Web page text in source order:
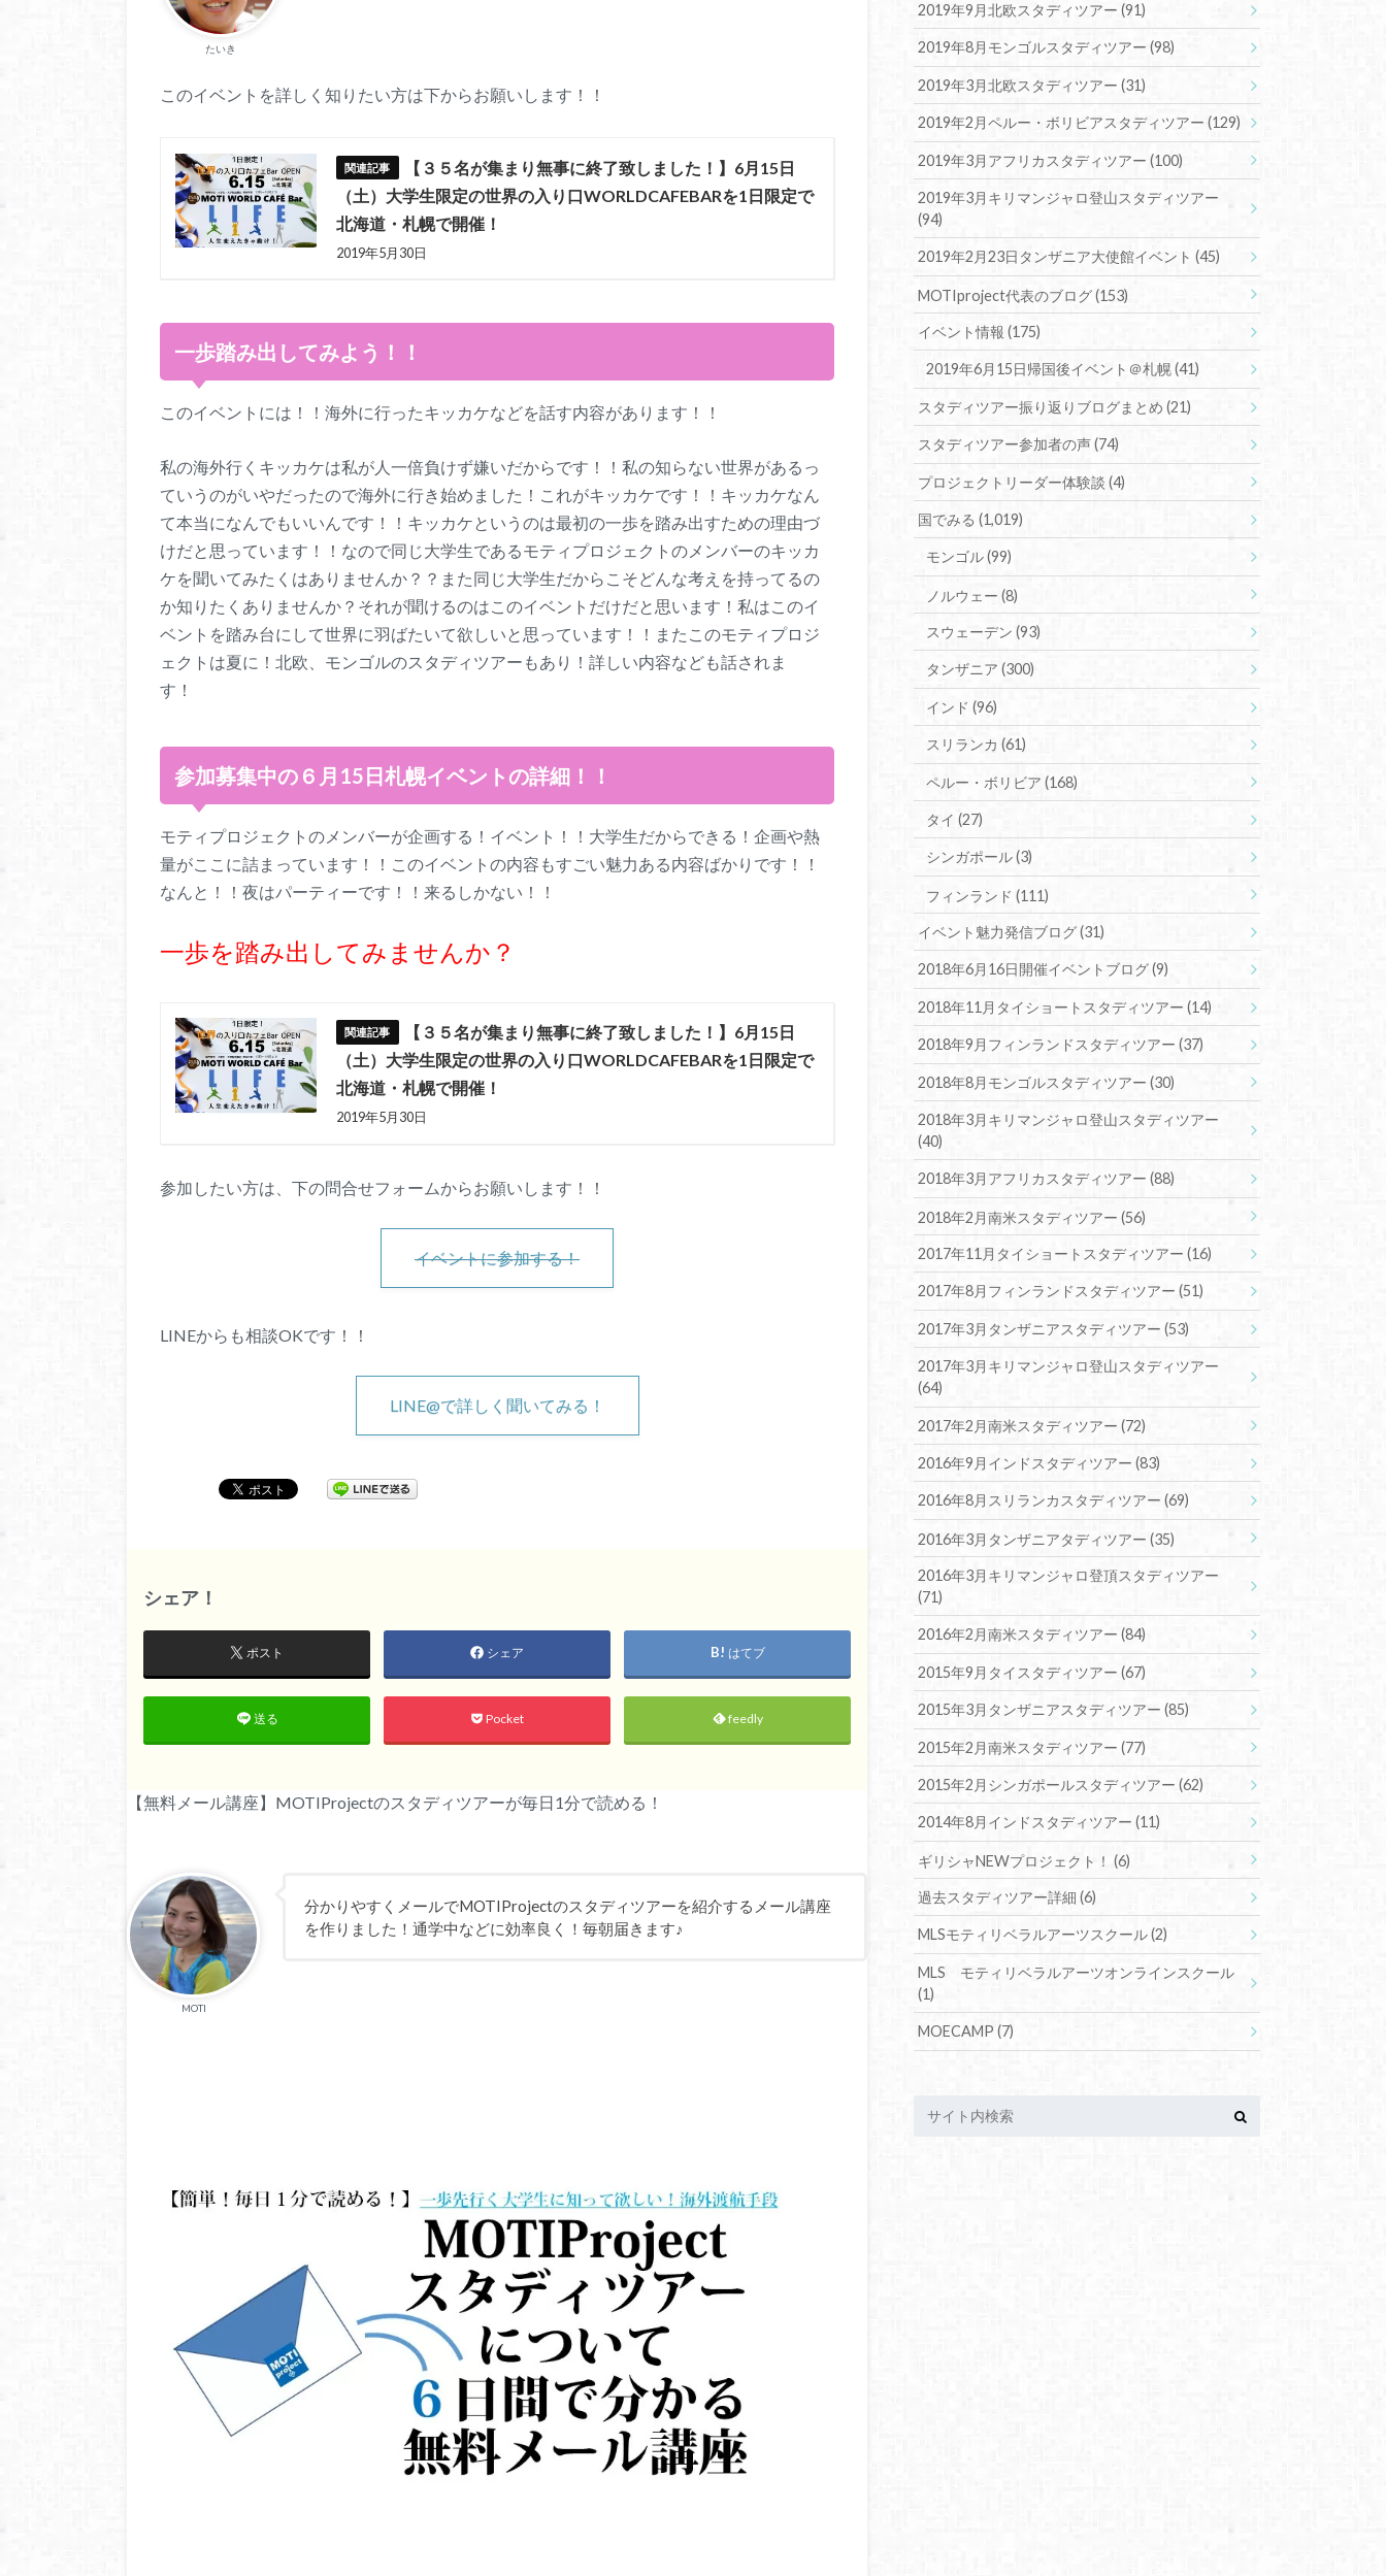
たいき
このイベントを詳しく知りたい方は下からお願いします！！
【３５名が集まり無事に終了致しました！】6月15日
（土）大学生限定の世界の入り口WORLDCAFEBARを1日限定で
北海道・札幌で開催！
2019年5月30日
一歩踏み出してみよう！！
このイベントには！！海外に行ったキッカケなどを話す内容があります！！
私の海外行くキッカケは私が人一倍負けず嫌いだからです！！私の知らない世界があるっ
ていうのがいやだったので海外に行き始めました！これがキッカケです！！キッカケなん
て本当になんでもいいんです！！キッカケというのは最初の一歩を踏み出すための理由づ
けだと思っています！！なので同じ大学生であるモティプロジェクトのメンバーのキッカ
ケを聞いてみたくはありませんか？？また同じ大学生だからこそどんな考えを持ってるの
か知りたくありませんか？それが聞けるのはこのイベントだけだと思います！私はこのイ
ベントを踏み台にして世界に羽ばたいて欲しいと思っています！！またこのモティプロジ
ェクトは夏に！北欧、モンゴルのスタディツアーもあり！詳しい内容なども話されま
す！
参加募集中の６月15日札幌イベントの詳細！！
モティプロジェクトのメンバーが企画する！イベント！！大学生だからできる！企画や熱
量がここに詰まっています！！このイベントの内容もすごい魅力ある内容ばかりです！！
なんと！！夜はパーティーです！！来るしかない！！
一歩を踏み出してみませんか？
【３５名が集まり無事に終了致しました！】6月15日
（土）大学生限定の世界の入り口WORLDCAFEBARを1日限定で
北海道・札幌で開催！
2019年5月30日
参加したい方は、下の問合せフォームからお願いします！！
イベントに参加する！
LINEからも相談OKです！！
LINE@で詳しく聞いてみる！
シェア！
ポスト シェア はてブ
送る Pocket feedly
【無料メール講座】MOTIProjectのスタディツアーが毎日1分で読める！
MOTI
分かりやすくメールでMOTIProjectのスタディツアーを紹介するメール講座
を作りました！通学中などに効率良く！毎朝届きます♪
2019年9月北欧スタディツアー(91)
2019年8月モンゴルスタディツアー(98)
2019年3月北欧スタディツアー(31)
2019年2月ペルー・ボリビアスタディツアー(129)
2019年3月アフリカスタディツアー(100)
2019年3月キリマンジャロ登山スタディツアー
(94)
2019年2月23日タンザニア大使館イベント(45)
MOTIproject代表のブログ(153)
イベント情報(175)
2019年6月15日帰国後イベント＠札幌(41)
スタディツアー振り返りブログまとめ(21)
スタディツアー参加者の声(74)
プロジェクトリーダー体験談(4)
国でみる(1,019)
モンゴル(99)
ノルウェー (8)
スウェーデン (93)
タンザニア (300)
インド (96)
スリランカ (61)
ペルー・ボリビア (168)
タイ (27)
シンガポール(3)
フィンランド (111)
イベント魅力発信ブログ(31)
2018年6月16日開催イベントブログ(9)
2018年11月タイショートスタディツアー(14)
2018年9月フィンランドスタディツアー(37)
2018年8月モンゴルスタディツアー(30)
2018年3月キリマンジャロ登山スタディツアー
(40)
2018年3月アフリカスタディツアー(88)
2018年2月南米スタディツアー(56)
2017年11月タイショートスタディツアー(16)
2017年8月フィンランドスタディツアー(51)
2017年3月タンザニアスタディツアー(53)
2017年3月キリマンジャロ登山スタディツアー
(64)
2017年2月南米スタディツアー(72)
2016年9月インドスタディツアー(83)
2016年8月スリランカスタディツアー(69)
2016年3月タンザニアタディツアー(35)
2016年3月キリマンジャロ登頂スタディツアー
(71)
2016年2月南米スタディツアー(84)
2015年9月タイスタディツアー(67)
2015年3月タンザニアスタディツアー(85)
2015年2月南米スタディツアー(77)
2015年2月シンガポールスタディツアー(62)
2014年8月インドスタディツアー(11)
ギリシャNEWプロジェクト！(6)
過去スタディツアー詳細(6)
MLSモティリベラルアーツスクール(2)
MLS モティリベラルアーツオンラインスクール
(1)
MOECAMP(7)